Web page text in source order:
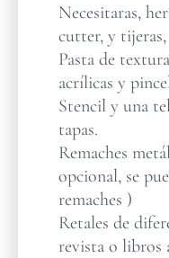
Necesitaras,
cutter, y tijeras,
Pasta de
acrílicas y
Stencil y una
tapas.
Remaches
opcional, se
remaches )
Retales de
revista o libros